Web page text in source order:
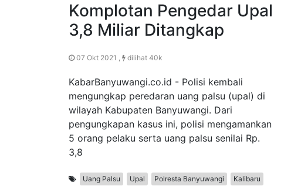
Komplotan Pengedar Upal
3,8 Miliar Ditangkap
07 Okt 2021 , dilihat 40k
KabarBanyuwangi.co.id - Polisi kembali
mengungkap peredaran uang palsu (upal) di
wilayah Kabupaten Banyuwangi. Dari
pengungkapan kasus ini, polisi mengamankan
5 orang pelaku serta uang palsu senilai Rp.
3,8
Uang Palsu Upal Polresta Banyuwangi Kalibaru